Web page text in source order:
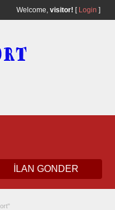
Welcome, visitor! [ Login ]
ILAN GONDER